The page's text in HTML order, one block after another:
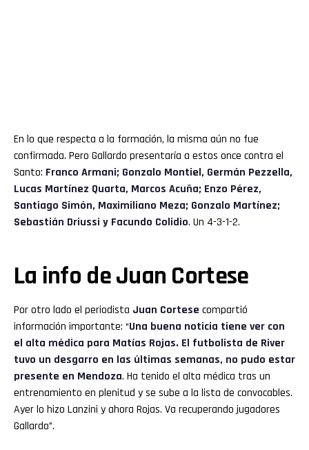
En lo que respecta a la formación, la misma aún no fue
confirmada. Pero Gallardo presentaría a estos once contra el
Santo: Franco Armani; Gonzalo Montiel, Germán Pezzella,
Lucas Martínez Quarta, Marcos Acuña; Enzo Pérez,
Santiago Simón, Maximiliano Meza; Gonzalo Martínez;
Sebastián Driussi y Facundo Colidio. Un 4-3-1-2.
La info de Juan Cortese
Por otro lado el periodista Juan Cortese compartió
información importante: “Una buena noticia tiene ver con
el alta médica para Matías Rojas. El futbolista de River
tuvo un desgarro en las últimas semanas, no pudo estar
presente en Mendoza. Ha tenido el alta médica tras un
entrenamiento en plenitud y se sube a la lista de convocables.
Ayer lo hizo Lanzini y ahora Rojas. Va recuperando jugadores
Gallardo”.